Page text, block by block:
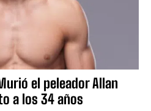
Murió el peleador Allan
a los 34 años